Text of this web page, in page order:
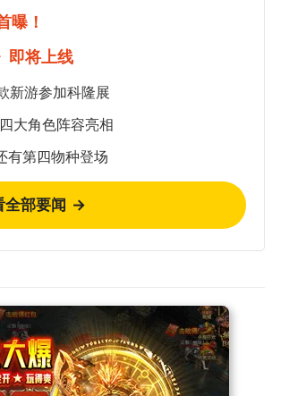
曝！
即将上线
新游参加科隆展
大角色阵容亮相
有第四物种登场
全部要闻 →